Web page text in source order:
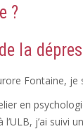
?
la
Fontaine,
en
l’ULB, j’ai suivi